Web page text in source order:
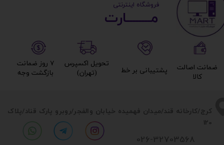
​​کرج/کارخانه قند/میدان فهمیده خیابان والفجر/روبرو پارک قناد/پلاک
120
026-32703568
مــــــــارت​​​​​​
​ ​فروشگاه اینترنتی
۷ روز ضمانت
بازگشت وجه​​​​​​​
تحویل اکسپرس
(تهران)​​​​​​​
پشتیبانی بر خط​​​​​​​
ضمانت اصالت
کالا​​​​​​​